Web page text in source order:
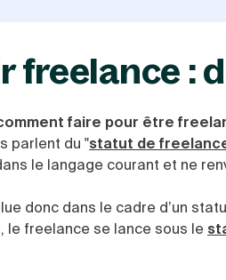
freelance :
faire pour être
parlent du "statut de
le langage courant et ne
donc dans le cadre d’un
le freelance se lance sous le